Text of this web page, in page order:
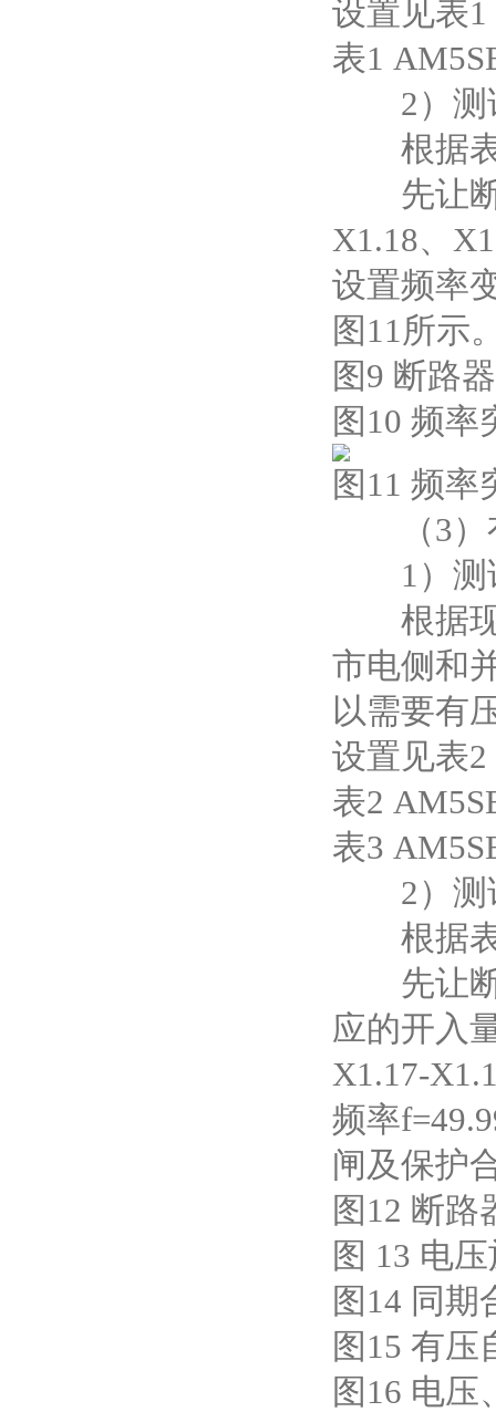
设置见表1
表1
2）测
根据表1
先让断
X1.18、
设置频率
图11所示
图9 断路
图10 频率
图11 频率
（3）
1）测
根据现
市电侧和
以需要有
设置见表
表2
表3
2）测
根据表2
先让断
应的开入
X1.17-
频率
闸及保护
图12 断路
图 13 电
图14 同期
图15 有压
图16 电压